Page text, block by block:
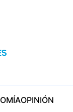
OPINIÓN